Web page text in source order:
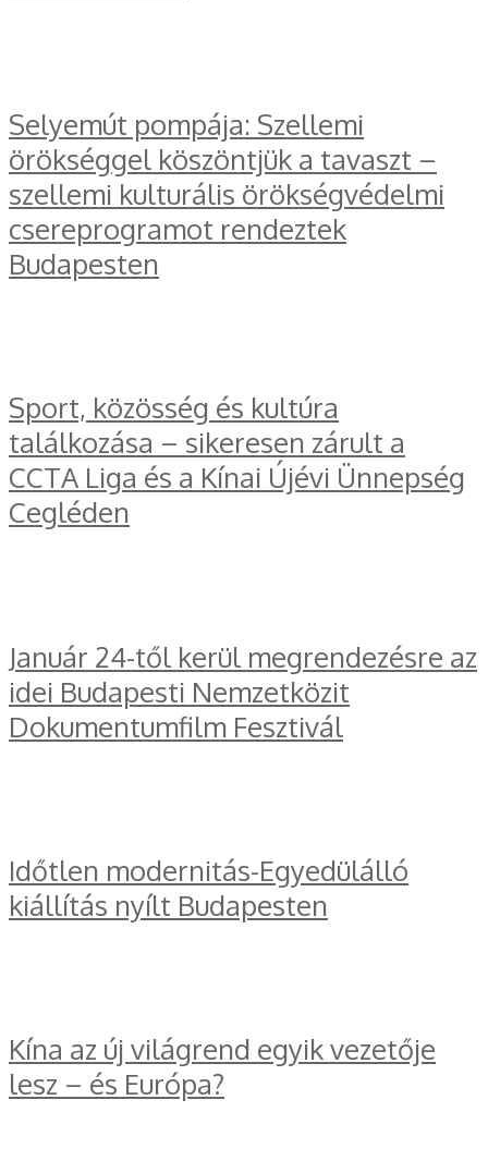
Selyemút pompája: Szellemi
örökséggel köszöntjük a tavaszt –
szellemi kulturális örökségvédelmi
csereprogramot rendeztek
Budapesten
Sport, közösség és kultúra
találkozása – sikeresen zárult a
CCTA Liga és a Kínai Újévi Ünnepség
Cegléden
Január 24-től kerül megrendezésre az
idei Budapesti Nemzetközit
Dokumentumfilm Fesztivál
Időtlen modernitás-Egyedülálló
kiállítás nyílt Budapesten
Kína az új világrend egyik vezetője
lesz – és Európa?